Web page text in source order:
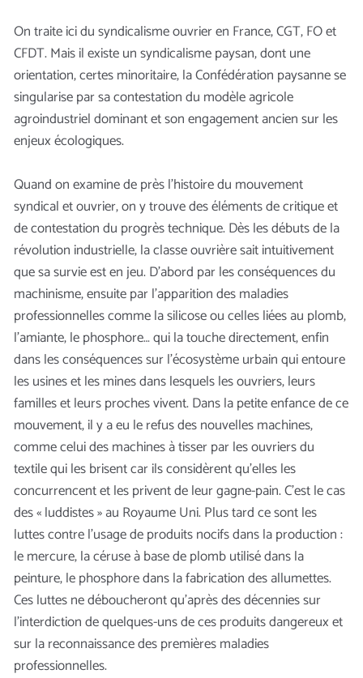
On traite ici du syndicalisme ouvrier en France, CGT, FO et
CFDT. Mais il existe un syndicalisme paysan, dont une
orientation, certes minoritaire, la Confédération paysanne se
singularise par sa contestation du modèle agricole
agroindustriel dominant et son engagement ancien sur les
enjeux écologiques.
Quand on examine de près l’histoire du mouvement
syndical et ouvrier, on y trouve des éléments de critique et
de contestation du progrès technique. Dès les débuts de la
révolution industrielle, la classe ouvrière sait intuitivement
que sa survie est en jeu. D’abord par les conséquences du
machinisme, ensuite par l’apparition des maladies
professionnelles comme la silicose ou celles liées au plomb,
l’amiante, le phosphore… qui la touche directement, enfin
dans les conséquences sur l’écosystème urbain qui entoure
les usines et les mines dans lesquels les ouvriers, leurs
familles et leurs proches vivent. Dans la petite enfance de ce
mouvement, il y a eu le refus des nouvelles machines,
comme celui des machines à tisser par les ouvriers du
textile qui les brisent car ils considèrent qu’elles les
concurrencent et les privent de leur gagne-pain. C’est le cas
des « luddistes » au Royaume Uni. Plus tard ce sont les
luttes contre l’usage de produits nocifs dans la production :
le mercure, la céruse à base de plomb utilisé dans la
peinture, le phosphore dans la fabrication des allumettes.
Ces luttes ne déboucheront qu’après des décennies sur
l’interdiction de quelques-uns de ces produits dangereux et
sur la reconnaissance des premières maladies
professionnelles.